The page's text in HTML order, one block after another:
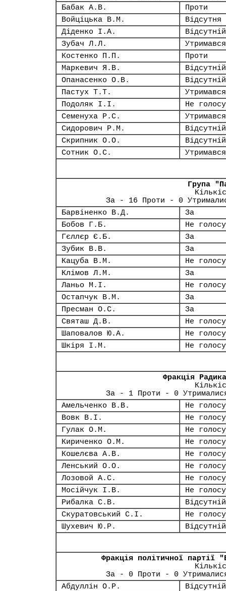
Бабак А.В.
Проти
Войціцька В.М.
Відсутня
Діденко І.А.
Відсутній
Зубач Л.Л.
Утримався
Костенко П.П.
Проти
Маркевич Я.В.
Відсутній
Опанасенко О.В.
Відсутній
Пастух Т.Т.
Утримався
Подоляк І.І.
Не
Семенуха Р.С.
Утримався
Сидорович Р.М.
Відсутній
Скрипник О.О.
Відсутній
Сотник О.С.
Утримався
Група
За - 16 Проти - 0
Барвіненко В.Д.
За
Бобов Г.Б.
Не
Гєллєр Є.Б.
За
Зубик В.В.
За
Кацуба В.М.
Не
Клімов Л.М.
За
Ланьо М.І.
Не
Остапчук В.М.
За
Пресман О.С.
За
Святаш Д.В.
Не
Шаповалов Ю.А.
Не
Шкіря І.М.
Не
Фракція
За - 1 Проти - 0
Амельченко В.В.
Не
Вовк В.І.
Не
Гулак О.М.
Не
Кириченко О.М.
Не
Кошелєва А.В.
Не
Ленський О.О.
Не
Лозовой А.С.
Не
Мосійчук І.В.
Не
Рибалка С.В.
Відсутній
Скуратовський С.І.
Не
Шухевич Ю.Р.
Відсутній
Фракція політичної партії
За - 0 Проти - 0
Абдуллін О.Р.
Відсутній